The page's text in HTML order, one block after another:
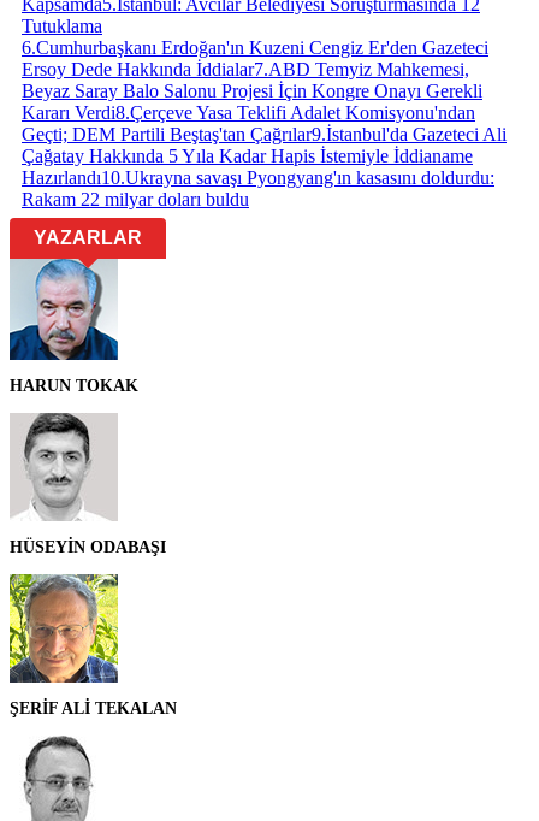
Tutuklama
6.Cumhurbaşkanı Erdoğan'ın Kuzeni Cengiz Er'den Gazeteci
Ersoy Dede Hakkında İddialar7.ABD Temyiz Mahkemesi,
Beyaz Saray Balo Salonu Projesi İçin Kongre Onayı Gerekli
Kararı Verdi8.Çerçeve Yasa Teklifi Adalet Komisyonu'ndan
Geçti; DEM Partili Beştaş'tan Çağrılar9.İstanbul'da Gazeteci Ali
Çağatay Hakkında 5 Yıla Kadar Hapis İstemiyle İddianame
Hazırlandı10.Ukrayna savaşı Pyongyang'ın kasasını doldurdu:
Rakam 22 milyar doları buldu
YAZARLAR
HARUN TOKAK
HÜSEYİN ODABAŞI
ŞERİF ALİ TEKALAN